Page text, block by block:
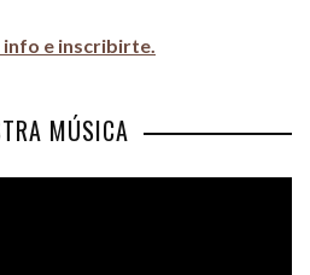
info e inscribirte.
MÚSICA